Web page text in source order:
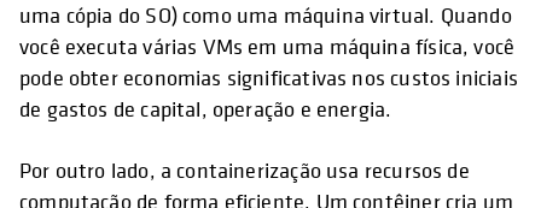
uma cópia do SO) como uma máquina virtual. Quando
você executa várias VMs em uma máquina física, você
pode obter economias significativas nos custos iniciais
de gastos de capital, operação e energia.
Por outro lado, a containerização usa recursos de
computação de forma eficiente. Um contêiner cria um